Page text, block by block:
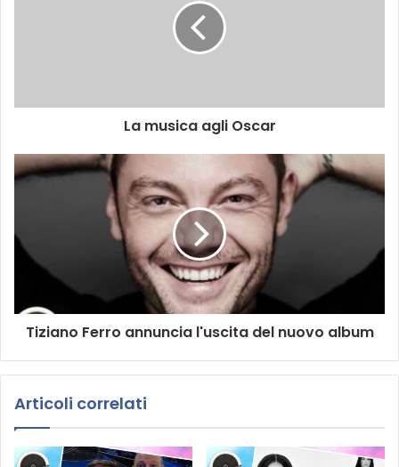
l
La musica agli Oscar
Tiziano Ferro annuncia l'uscita del nuovo album
Articoli correlati